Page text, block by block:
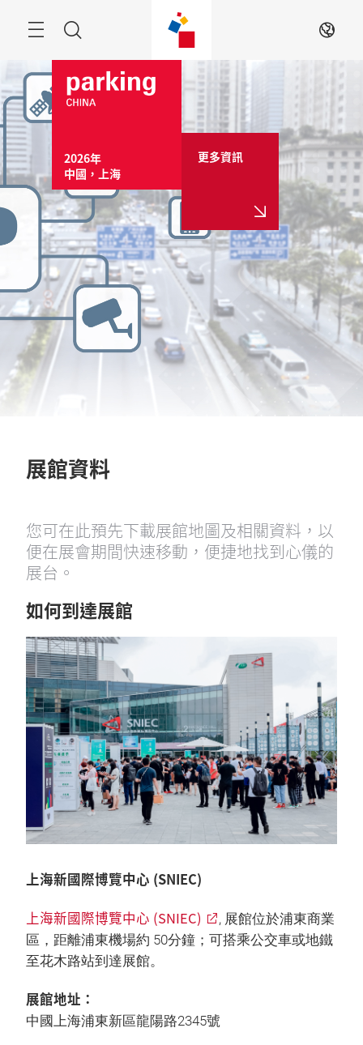
目
錄
索
ZH
2026年
中國，上海
更多資訊
展館資料
您可在此預先下載展館地圖及相關資料，以
便在展會期間快速移動，便捷地找到心儀的
展台。
如何到達展館
上海新國際博覽中心 (SNIEC)
上海新國際博覽中心 (SNIEC)
, 展館位於浦東商業
區，距離浦東機場約 50分鐘；可搭乘公交車或地鐵
至花木路站到達展館。
展館地址：
中國上海浦東新區龍陽路2345號